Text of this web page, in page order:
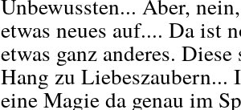
etwas neues auf.... Da ist
etwas ganz anderes.
Hang zu Liebeszaubern...
eine Magie da genau im